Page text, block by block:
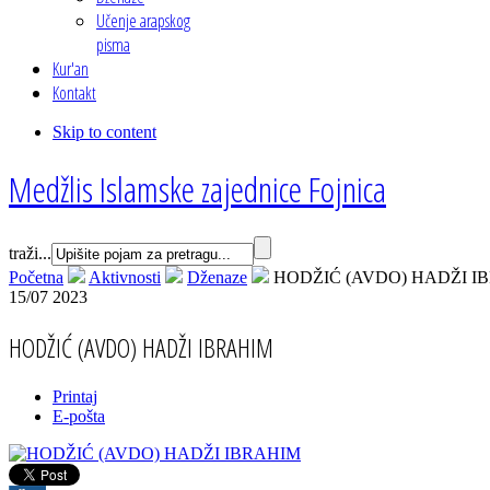
Učenje arapskog
pisma
Kur'an
Kontakt
Skip to content
Medžlis Islamske zajednice Fojnica
traži...
Početna
Aktivnosti Dženaze
HODŽIĆ (AVDO) HADŽI
15/07 2023
HODŽIĆ (AVDO) HADŽI IBRAHIM
Printaj
E-pošta